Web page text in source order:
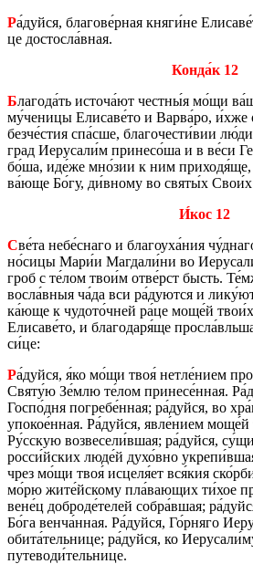
Ра́дуйся, бла­го­ве́рная княги́не
це до­стос­ла́вная.
Конда́к 12
Бла­го­да́ть ис­то­ча́ют чест­ны́я мо́щи
му́че­ни­цы Ели­са­ве́то и Варва́ро, и́хже
безче́стия спа́сше, бла­го­че­сти́вии
град Иеру­са­ли́м при­не­со́ша и в ве́си
бо́ша, иде́же мно́зии к ним
ва́юще Бо́гу, ди́вному во святы́х
И́кос 12
Све́та небе́снаго и бла­го­уха́ния
но́сицы Мари́и Маг­да­ли́ни во
гроб с те́лом твои́м отве́рст бысть.
вос­ла́вныя ча́да вси ра́ду­ют­ся и
ка́юще к чу­до­то́чней ра́це моще́й
Ели­са­ве́то, и бла­го­да­ря́ще
си́це:
Ра́дуйся, я́ко мо́щи твоя́ нетле́нием
Святу́ю Зе́млю те́лом при­не­се́нная.
Госпо́дня по­гре­бе́нная; ра́дуйся, во
упо­кое́нная. Ра́дуйся, явле́нием
Ру́сскую воз­ве­се­ли́вшая; ра́дуйся,
росси́йских люде́й духо́вно
чрез мо́щи твоя́ ис­це­ля́ет вся́кия
мо́рю жите́йско­му пла́ва­ю­щих ти́хое
вене́ц доб­ро­де́телей собра́вшая;
Бо́га венча́нная. Ра́дуйся, Го́рняго
обита́тель­ни­це; ра́дуйся, ко
пу­те­во­ди́тель­ни­це.